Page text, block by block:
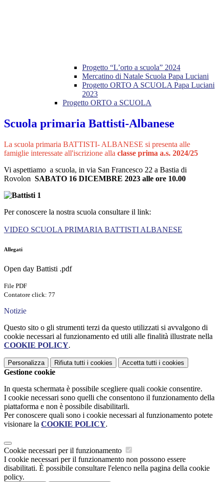
Progetto “L’orto a scuola” 2024
Mercatino di Natale Scuola Papa Luciani
Progetto ORTO A SCUOLA Papa Luciani
2023
Progetto ORTO a SCUOLA
Scuola primaria Battisti-Albanese
La scuola primaria BATTISTI- ALBANESE si presenta alle
famiglie interessate all'iscrizione alla classe prima a.s. 2024/25
Vi aspettiamo a scuola, in via San Francesco 22 a Bastia di
Rovolon SABATO 16 DICEMBRE 2023 alle ore 10.00
Per conoscere la nostra scuola consultare il link:
VIDEO SCUOLA PRIMARIA BATTISTI ALBANESE
Allegati
Open day Battisti .pdf
File PDF
Contatore click: 77
Notizie
Questo sito o gli strumenti terzi da questo utilizzati si avvalgono di
cookie necessari al funzionamento ed utili alle finalità illustrate nella
COOKIE POLICY.
Personalizza Rifiuta tutti i cookies Accetta tutti i cookies
Gestione cookie
In questa schermata è possibile scegliere quali cookie consentire.
I cookie necessari sono quelli che consentono il funzionamento della
piattaforma e non è possibile disabilitarli.
Per conoscere quali sono i cookie necessari al funzionamento potete
visionare la COOKIE POLICY.
Cookie necessari per il funzionamento
I cookie necessari per il funzionamento non possono essere
disabilitati. È possibile consultare l'elenco nella pagina della cookie
policy.